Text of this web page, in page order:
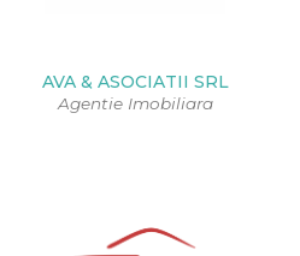
AVA & ASOCIATII SRL
Agentie Imobiliara